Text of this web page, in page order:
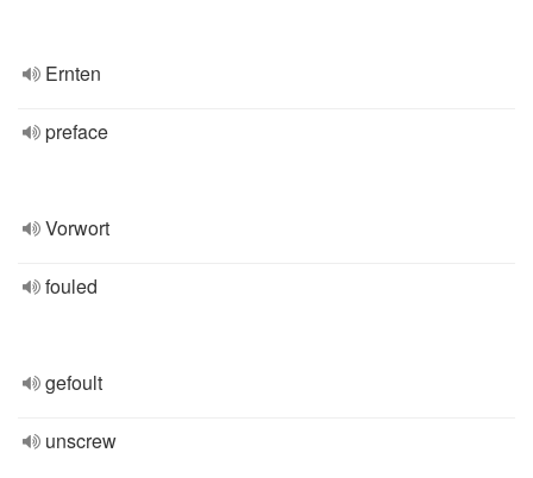
Ernten
preface
Vorwort
fouled
gefoult
unscrew